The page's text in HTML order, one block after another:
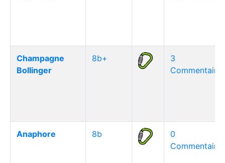
Champagne
Bollinger
8b+
3
Anaphore 8b
0